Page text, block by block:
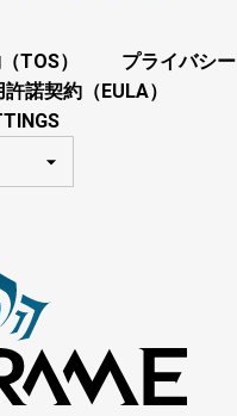
TOS）
プライバシー
諾契約（EULA）